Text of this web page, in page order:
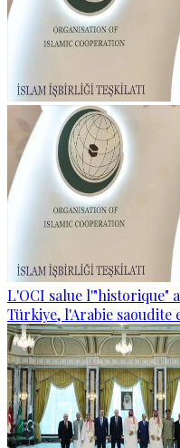
L'OCI salue l'"historique"
Türkiye, l'Arabie saoudite